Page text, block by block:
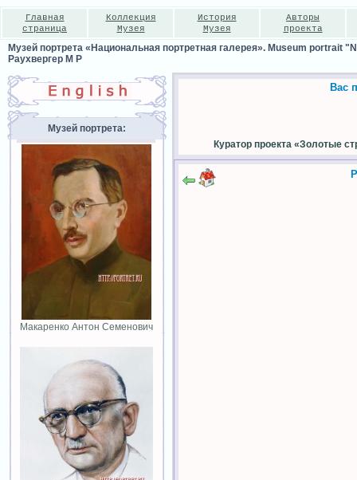
Главная
страница
Коллекция
Музея
История
Музея
Авторы
проекта
Музей портрета «Национальная портретная галерея». Museum portrait
Раухвергер М Р
Музей портрета:
Макаренко Антон Семенович
Вас
Куратор проекта «Золотые